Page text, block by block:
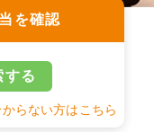
を確認
する
らない方はこちら